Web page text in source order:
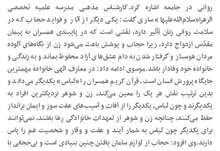
روانی در جامعه اشاره کرد.کارشناس مذهبی مدرسه علمیه تخصصی
الزهرا«سلام‌الله‌علیها» ساری گفت: یکی دیگر از آثار و فواید حجاب که در
سلامت روانی زنان تأثیر دارد، نقشی است که در پایبندی همسران به پیمان
مقدّس ازدواج دارد، زیرا حجاب و پوشش باعث می‌شود زن از نگاه‌های آلوده
مردان هوسباز و گرفتار شدن به دام عشق‌های آزاد محفوظ بماند و به زندگی و
خانواده خود وفادار باشد.موسوی ادامه داد: در معارف‌ الهی خانواده مهمترین
جایگاه پرورش انسان است، قرآن کریم همسران را «لباس» یکدیگر می‌داند و
بدین ترتیب نقش هر یک را معین می‌کند، زن و شوهر نزدیکترین افراد به
یکدیگرند و چون لباس، یکدیگر را از آفات و آسیب‌های عفت سوز و ایمان برانداز
حفظ می‌کنند، چنانچه زن و شوهر از تعهدات خانوادگی رها باشند، نمی‌توانند
برای یکدیگر چون لباس به شمار آیند و عفت و وقار و شخصیت هم را پاس
دارند.وی افزود: حجاب از لوازم سامان یافتن چنین بنیادی است و بی‌حجابی با